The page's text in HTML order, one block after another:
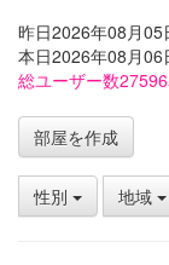
昨日2026年08月05
本日2026年08月06
総ユーザー数
部屋を作成
性別 地域